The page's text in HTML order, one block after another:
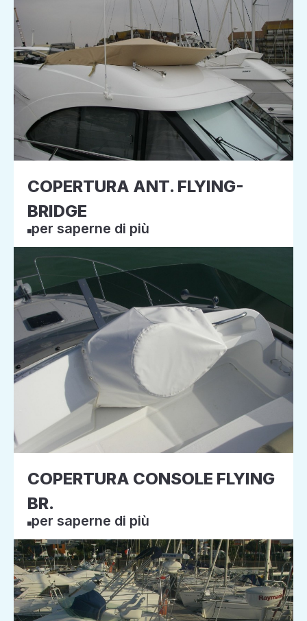
COPERTURA ANT. FLYING-
BRIDGE
per saperne di più
COPERTURA CONSOLE FLYING
BR.
per saperne di più